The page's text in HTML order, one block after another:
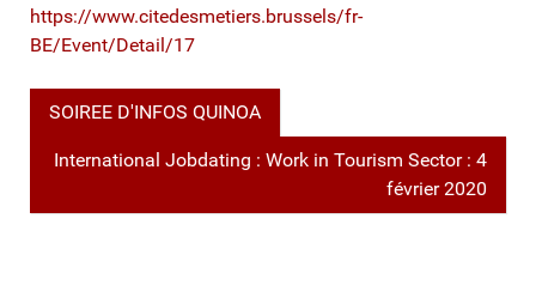
https://www.citedesmetiers.brussels/fr-
BE/Event/Detail/17
SOIREE D'INFOS QUINOA
International Jobdating : Work in Tourism Sector : 4
février 2020